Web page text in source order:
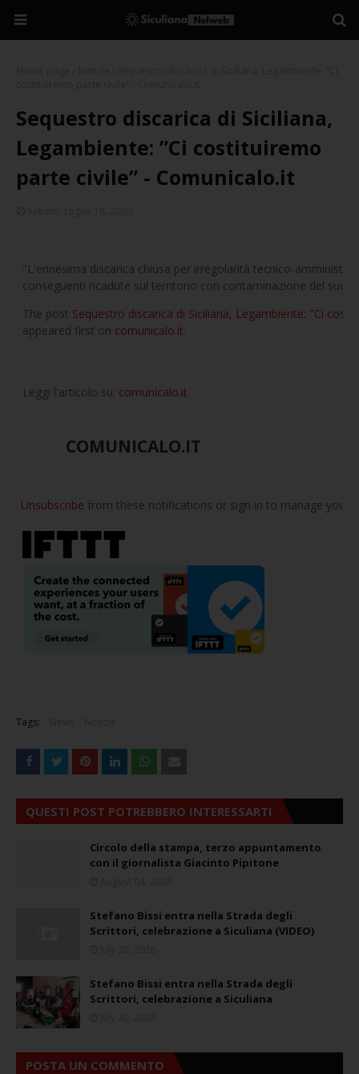
Sequestro discarica di Siciliana,
Legambiente: ”Ci costituiremo
parte civile” - Comunicalo.it
"L'ennesima discarica chiusa per irregolarità tecnico-
conseguenti ricadute sul territorio con contaminazione del suolo
The post Sequestro discarica di Siciliana, Legambiente: "Ci
appeared first on comunicalo.it.
Leggi l'articolo su: comunicalo.it
COMUNICALO.IT
Unsubscribe from these notifications or sign in to manage your
Tags:
QUESTI POST POTREBBERO INTERESSARTI
Circolo della stampa, terzo appuntamento
con il giornalista Giacinto Pipitone
Stefano Bissi entra nella Strada degli
Scrittori, celebrazione a Siculiana (VIDEO)
Stefano Bissi entra nella Strada degli
Scrittori, celebrazione a Siculiana
POSTA UN COMMENTO